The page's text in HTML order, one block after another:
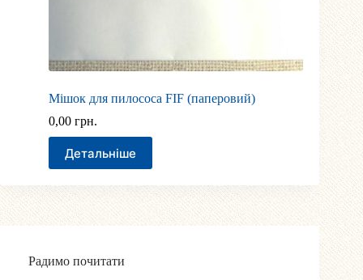
Мішок для пилососа FIF (паперовий)
0,00 грн.
Детальніше
Радимо почитати